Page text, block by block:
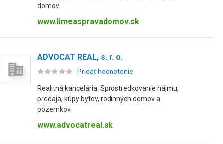
domov.
www.limeaspravadomov.sk
ADVOCAT REAL, s. r. o.
Pridať hodnotenie
Realitná kancelária. Sprostredkovanie nájmu,
predaja, kúpy bytov, rodinných domov a
pozemkov.
www.advocatreal.sk